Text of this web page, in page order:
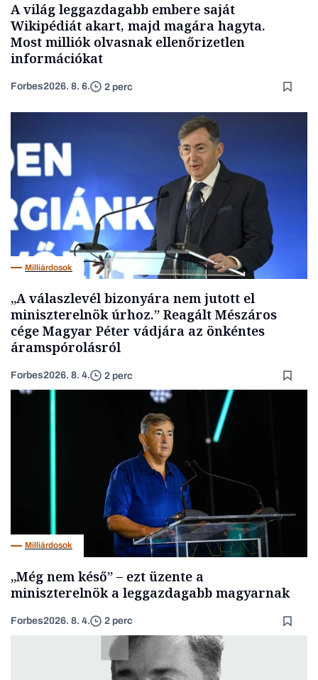
A világ leggazdagabb embere saját
Wikipédiát akart, majd magára hagyta.
Most milliók olvasnak ellenőrizetlen
információkat
Forbes2026. 8. 6. 2 perc
Milliárdosok
„A válaszlevél bizonyára nem jutott el
miniszterelnök úrhoz.” Reagált Mészáros
cége Magyar Péter vádjára az önkéntes
áramspórolásról
Forbes2026. 8. 4. 2 perc
Milliárdosok
„Még nem késő” – ezt üzente a
miniszterelnök a leggazdagabb magyarnak
Forbes2026. 8. 4. 2 perc